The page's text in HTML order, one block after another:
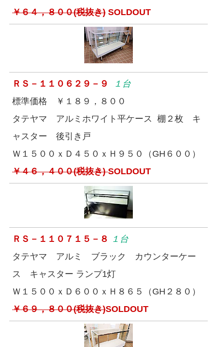
￥６４，８００(税抜き) SOLDOUT
ＲＳ－１１０６２９－９
１台
標準価格 ￥１８９，８００
タテヤマ アルミホワイト平ケース 棚２枚 キ
ャスター 後引き戸
Ｗ１５００ｘＤ４５０ｘＨ９５０（GH６００）
￥４６，４００(税抜き)SOLDOUT
ＲＳ－１１０７１５－８ １台
タテヤマ アルミ ブラック カウンターケー
ス キャスター ランプ1灯
Ｗ１５００ｘＤ６００ｘＨ８６５（GH２８０）
￥６９，８００(税抜き)SOLDOUT